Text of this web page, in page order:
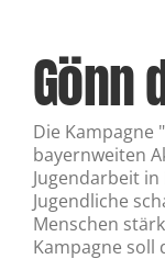
Gönn
Die Kampagne
bayernweiten
Jugendarbeit
Jugendliche
Menschen
Kampagne soll